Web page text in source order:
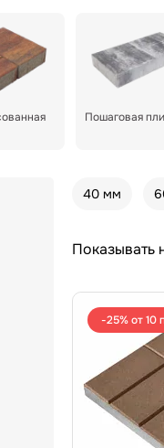
Пошаговая
40 мм
Показывать
-25% от 10